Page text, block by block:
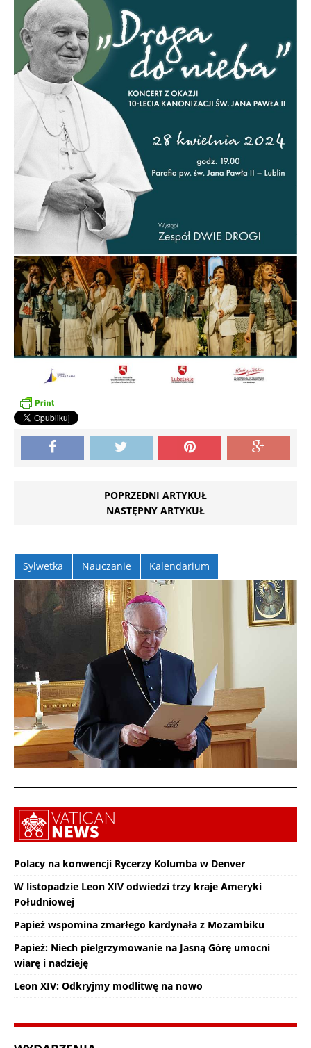
POPRZEDNI ARTYKUŁ
NASTĘPNY ARTYKUŁ
Sylwetka Nauczanie Kalendarium
Polacy na konwencji Rycerzy Kolumba w Denver
W listopadzie Leon XIV odwiedzi trzy kraje Ameryki
Południowej
Papież wspomina zmarłego kardynała z Mozambiku
Papież: Niech pielgrzymowanie na Jasną Górę umocni
wiarę i nadzieję
Leon XIV: Odkryjmy modlitwę na nowo